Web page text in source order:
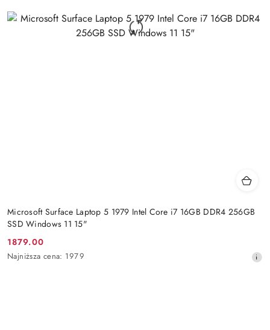
Microsoft Surface Laptop 5 1979 Intel Core i7 16GB DDR4 256GB
SSD Windows 11 15"
Cena
promocyjna:
1879.00
Najniższa
Najniższa cena: 1979